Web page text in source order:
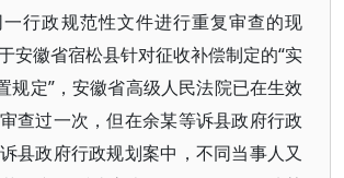
行政规范性文件进行重复审查的现
安徽省宿松县针对征收补偿制定的“实
规定”，安徽省高级人民法院已在生效
查过一次，但在余某等诉县政府行政
县政府行政规划案中，不同当事人又